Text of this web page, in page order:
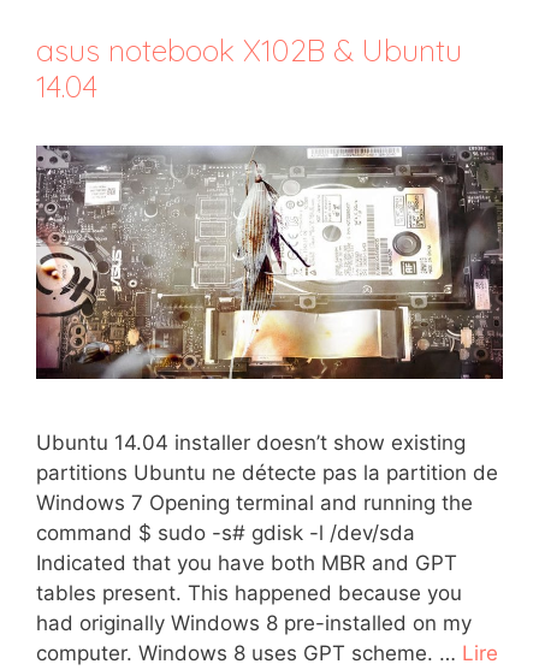
asus notebook X102B & Ubuntu
14.04
Ubuntu 14.04 installer doesn’t show existing
partitions Ubuntu ne détecte pas la partition de
Windows 7 Opening terminal and running the
command $ sudo -s# gdisk -l /dev/sda
Indicated that you have both MBR and GPT
tables present. This happened because you
had originally Windows 8 pre-installed on my
computer. Windows 8 uses GPT scheme. … Lire